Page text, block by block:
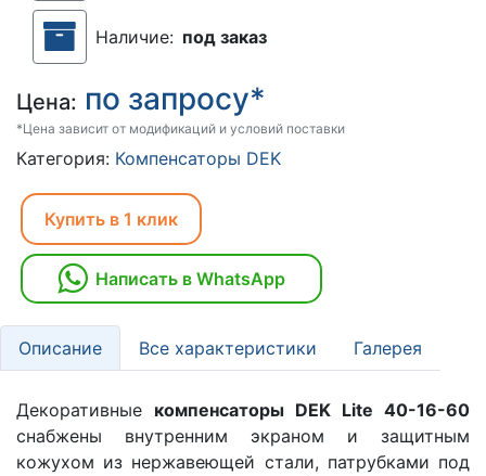
Наличие: под заказ
Цена: по запросу*
*Цена зависит от модификаций и условий поставки
Категория: Компенсаторы DEK
Купить в 1 клик
Написать в WhatsApp
Описание Все характеристики Галерея
Декоративные компенсаторы DEK Lite 40-16-60
снабжены внутренним экраном и защитным
кожухом из нержавеющей стали, патрубками под